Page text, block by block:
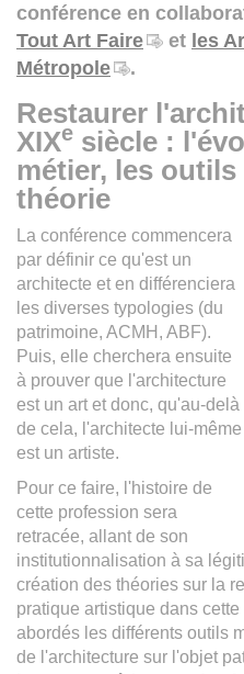
conférence en
Tout Art Faire
et les
Métropole
.
Restaurer
XIXe siècle :
métier, les
théorie
La conférence commencera
par définir ce qu'est un
architecte et en différenciera
les diverses typologies (du
patrimoine, ACMH, ABF).
Puis, elle cherchera ensuite
à prouver que l'architecture
est un art et donc, qu'au-delà
de cela, l'architecte lui-même
est un artiste.
​Pour ce faire, l'histoire de
cette profession sera
retracée, allant de son
institutionnalisation à sa
création des théories sur la
pratique artistique dans
abordés les différents outils
de l'architecture sur l'objet